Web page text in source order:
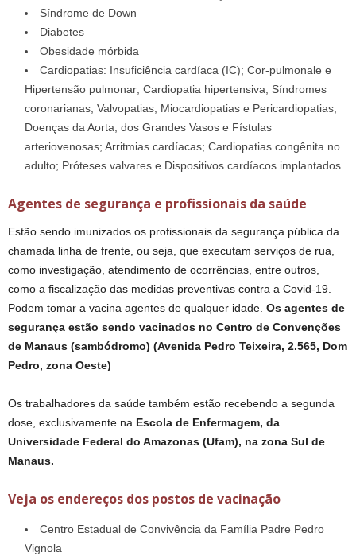
Síndrome de Down
Diabetes
Obesidade mórbida
Cardiopatias: Insuficiência cardíaca (IC); Cor-pulmonale e
Hipertensão pulmonar; Cardiopatia hipertensiva; Síndromes
coronarianas; Valvopatias; Miocardiopatias e Pericardiopatias;
Doenças da Aorta, dos Grandes Vasos e Fístulas
arteriovenosas; Arritmias cardíacas; Cardiopatias congênita no
adulto; Próteses valvares e Dispositivos cardíacos implantados.
Agentes de segurança e profissionais da saúde
Estão sendo imunizados os profissionais da segurança pública da
chamada linha de frente, ou seja, que executam serviços de rua,
como investigação, atendimento de ocorrências, entre outros,
como a fiscalização das medidas preventivas contra a Covid-19.
Podem tomar a vacina agentes de qualquer idade. Os agentes de
segurança estão sendo vacinados no Centro de Convenções
de Manaus (sambódromo) (Avenida Pedro Teixeira, 2.565, Dom
Pedro, zona Oeste)
Os trabalhadores da saúde também estão recebendo a segunda
dose, exclusivamente na Escola de Enfermagem, da
Universidade Federal do Amazonas (Ufam), na zona Sul de
Manaus.
Veja os endereços dos postos de vacinação
Centro Estadual de Convivência da Família Padre Pedro
Vignola